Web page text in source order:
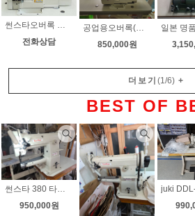
썬스타오버록 전시상품 최신형 유니트직결형 SCE-9214 니혼오버록 노루발자동올림장치 잔사자동컷팅 내장 전국무료배송
전화상담
공업용오버록(새제품) 브리텍스 747D 다이렉트 무소음 니혼오버 인타록 전국무료배송
850,000원
더보기 (1/6)+
BEST OF
썬스타 380 타프미싱 무소음모터 속도조절 상하정지 모터부착 상태좋아요
950,000원